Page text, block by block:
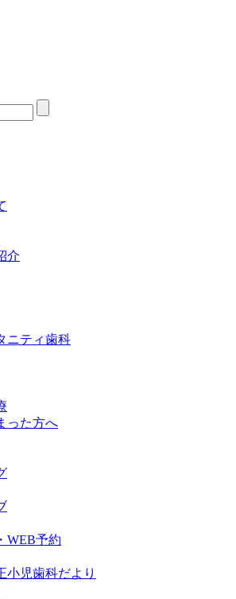
介
ニティ歯科
った方へ
WEB予約
小児歯科だより